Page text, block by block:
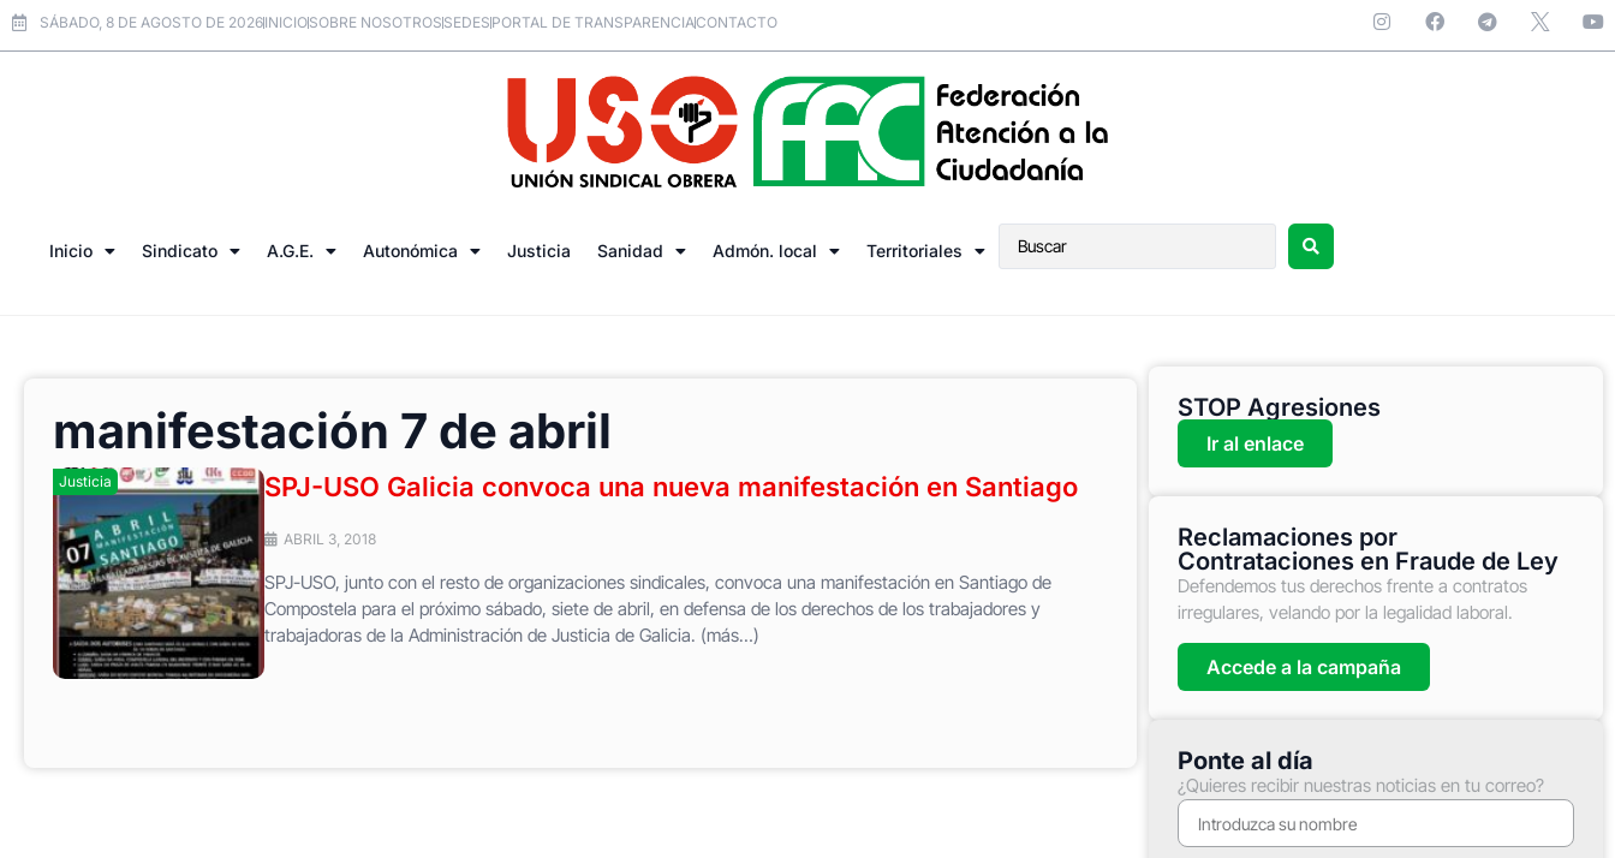
SÁBADO, 8 DE AGOSTO DE 2026INICIOSOBRE NOSOTROSSEDESPORTAL DE TRANSPARENCIACONTACTO
Inicio Sindicato A.G.E. Autonómica Justicia Sanidad Admón. local Territoriales
manifestación 7 de abril
Justicia SPJ-USO Galicia convoca una nueva manifestación en Santiago
ABRIL 3, 2018
SPJ-USO, junto con el resto de organizaciones sindicales, convoca una manifestación en Santiago de
Compostela para el próximo sábado, siete de abril, en defensa de los derechos de los trabajadores y
trabajadoras de la Administración de Justicia de Galicia. (más…)
STOP Agresiones
Ir al enlace
Reclamaciones por
Contrataciones en Fraude de Ley
Defendemos tus derechos frente a contratos
irregulares, velando por la legalidad laboral.
Accede a la campaña
Ponte al día
¿Quieres recibir nuestras noticias en tu correo?